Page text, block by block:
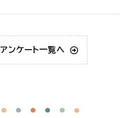
アンケート一覧へ